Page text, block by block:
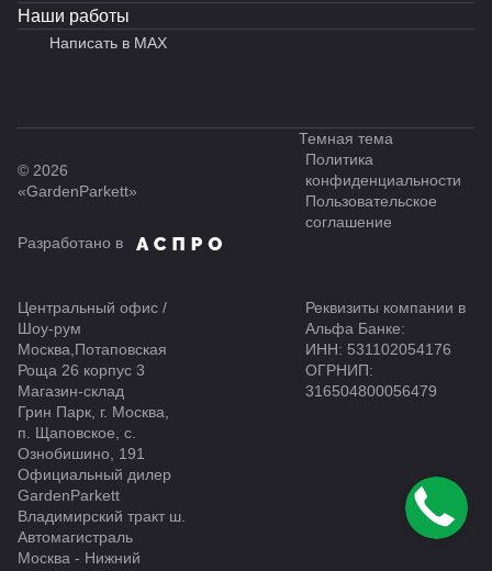
Наши работы
Написать в MAX
© 2026
«GardenParkett»
Темная тема
Политика
конфиденциальности
Пользовательское
соглашение
Разработано в
Центральный офис /
Шоу-рум
Москва,Потаповская
Роща 26 корпус 3
Магазин-склад
Грин Парк, г. Москва,
п. Щаповское, с.
Ознобишино, 191
Официальный дилер
GardenParkett
Владимирский тракт ш.
Автомагистраль
Москва - Нижний
Реквизиты компании в
Альфа Банке:
ИНН: 531102054176
ОГРНИП:
316504800056479